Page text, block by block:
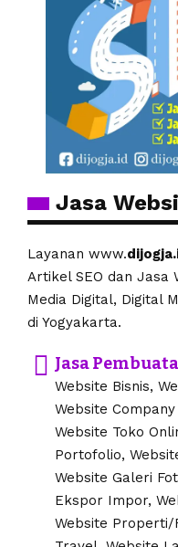
Jasa
Layanan www.
Artikel SEO dan Jasa
Media Digital, Digital
di Yogyakarta.
Jasa
Website Bisnis,
Website
Website Toko
Portofolio,
Website Galeri
Ekspor Impor,
Website Properti/